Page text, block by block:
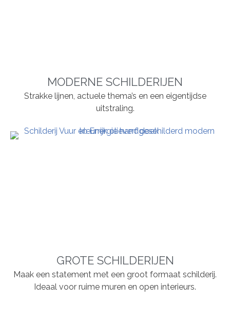
MODERNE SCHILDERIJEN
Strakke lijnen, actuele thema’s en een eigentijdse
uitstraling.
GROTE SCHILDERIJEN
Maak een statement met een groot formaat schilderij.
Ideaal voor ruime muren en open interieurs.